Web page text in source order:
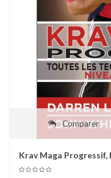
Comparer
Krav Maga Progressif,